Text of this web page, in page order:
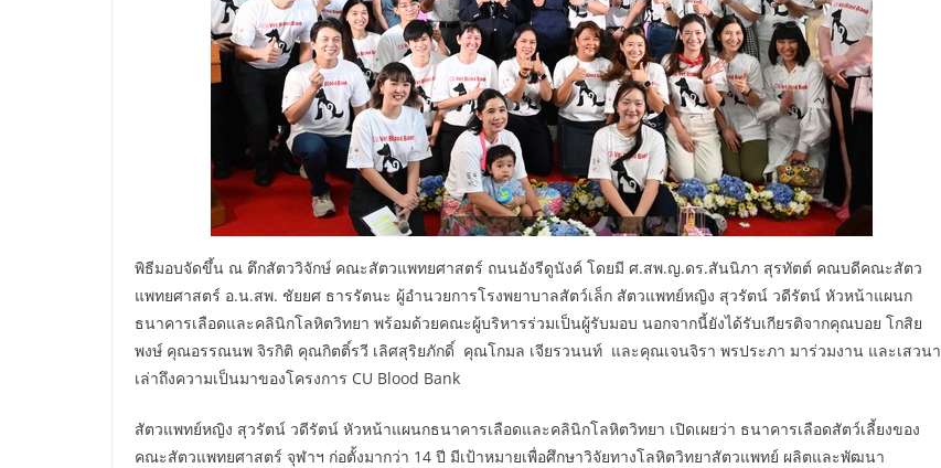
พิธีมอบจัดขึ้น ณ ตึกสัตววิจักษ์ คณะสัตวแพทยศาสตร์ ถนนอังรีดูนังค์ โดยมี ศ.สพ.ญ.ดร.สันนิภา สุรทัตต์ คณบดีคณะสัตว
แพทยศาสตร์ อ.น.สพ. ชัยยศ ธารรัตนะ ผู้อำนวยการโรงพยาบาลสัตว์เล็ก สัตวแพทย์หญิง สุวรัตน์ วดีรัตน์ หัวหน้าแผนก
ธนาคารเลือดและคลินิกโลหิตวิทยา พร้อมด้วยคณะผู้บริหารร่วมเป็นผู้รับมอบ นอกจากนี้ยังได้รับเกียรติจากคุณบอย โกสิย
พงษ์ คุณอรรณนพ จิรกิติ คุณกิตติ์รวี เลิศสุริยภักดิ์ คุณโกมล เจียรวนนท์ และคุณเจนจิรา พรประภา มาร่วมงาน และเสวนา
เล่าถึงความเป็นมาของโครงการ CU Blood Bank
สัตวแพทย์หญิง สุวรัตน์ วดีรัตน์ หัวหน้าแผนกธนาคารเลือดและคลินิกโลหิตวิทยา เปิดเผยว่า ธนาคารเลือดสัตว์เลี้ยงของ
คณะสัตวแพทยศาสตร์ จุฬาฯ ก่อตั้งมากว่า 14 ปี มีเป้าหมายเพื่อศึกษาวิจัยทางโลหิตวิทยาสัตวแพทย์ ผลิตและพัฒนา